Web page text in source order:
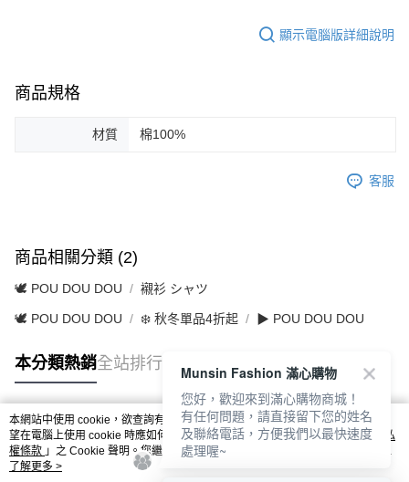
顯示電腦版詳細說明
商品規格
材質 棉100%
客服
商品相關分類 (2)
🕊️ POU DOU DOU 襯衫 シャツ
🕊️ POU DOU DOU ❄️ 秋冬單品4折起 ▶ POU DOU DOU
本分類熱銷全站排行
熱門標籤
本網站中使用 cookie，欲查詢有關本網站使用 cookie 方式之詳情，及若您不希
望在電腦上使用 cookie 時應如何變更電腦的 cookie 設定，請參閱本網站「
隱私
權條款 」之 Cookie 聲明。您繼續使用本網站即表示您同意本公司得按本網站使
用條款之 Cookie 聲明使用 cookie。
了解更多 >
Munsin Fashion 滿心購物
您好，歡迎來到滿心購物商城！
有任何問題，請直接留下您的姓名
及聯絡電話，方便我們以最快速度
處理喔~